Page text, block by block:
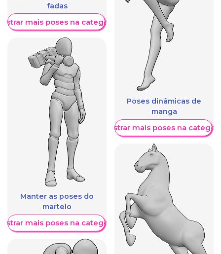
fadas
mais poses na categoria
Manter as poses do
martelo
mais poses na categoria
Poses dinâmicas de
manga
Mostrar mais poses na